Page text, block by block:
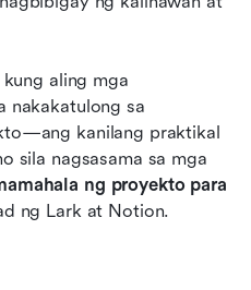
aling mga
nakakatulong sa
kanilang praktikal
sila nagsasama sa mga
ng proyekto para
ng Lark at Notion.